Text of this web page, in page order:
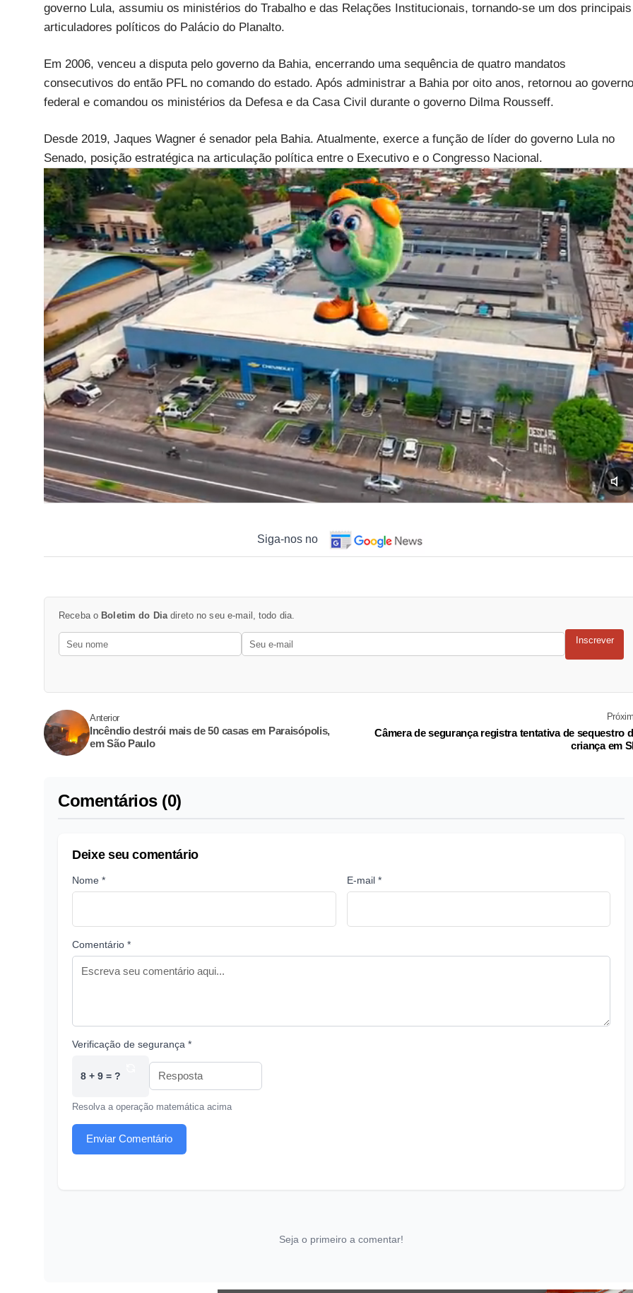
governo Lula, assumiu os ministérios do Trabalho e das Relações Institucionais, tornando-se um dos principais
articuladores políticos do Palácio do Planalto.
Em 2006, venceu a disputa pelo governo da Bahia, encerrando uma sequência de quatro mandatos
consecutivos do então PFL no comando do estado. Após administrar a Bahia por oito anos, retornou ao governo
federal e comandou os ministérios da Defesa e da Casa Civil durante o governo Dilma Rousseff.
Desde 2019, Jaques Wagner é senador pela Bahia. Atualmente, exerce a função de líder do governo Lula no
Senado, posição estratégica na articulação política entre o Executivo e o Congresso Nacional.
Siga-nos no
Receba o Boletim do Diadireto no seu e-mail, todo dia.
Inscrever
Anterior
Incêndio destrói mais de 50 casas em Paraisópolis,
em São Paulo
Câmera de segurança registra tentativa de sequestro
criança em
Comentários (0)
Deixe seu comentário
Nome * E-mail *
Comentário *
Verificação de segurança *
8 + 9 = ?
Resolva a operação matemática acima
Enviar Comentário
Seja o primeiro a comentar!